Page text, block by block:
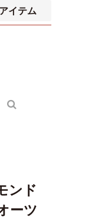
アイテム
ンド
ーツ